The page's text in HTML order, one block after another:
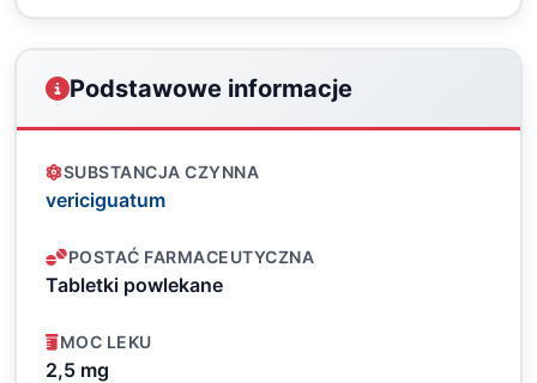
Podstawowe informacje
SUBSTANCJA CZYNNA
vericiguatum
POSTAĆ FARMACEUTYCZNA
Tabletki powlekane
MOC LEKU
2,5 mg